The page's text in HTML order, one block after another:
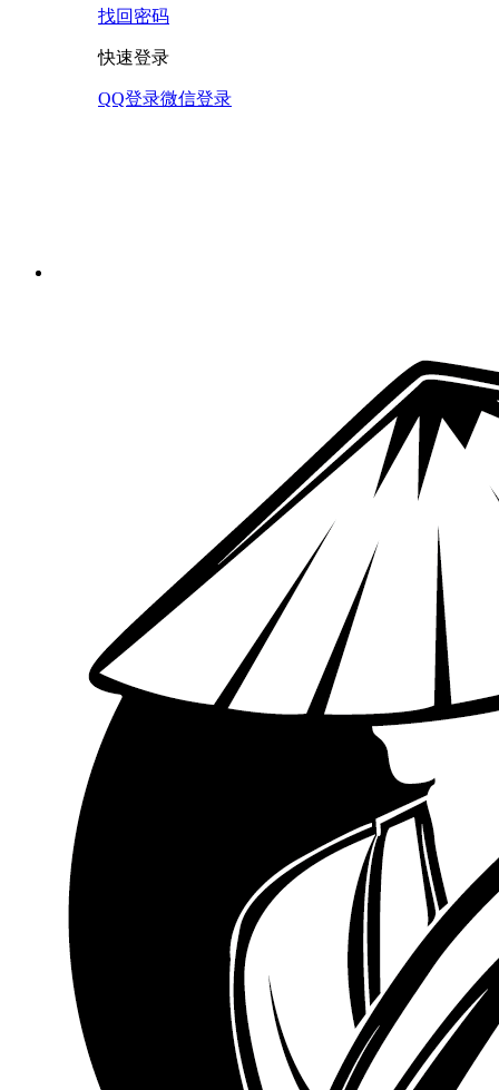
找回密码
快速登录
QQ登录微信登录